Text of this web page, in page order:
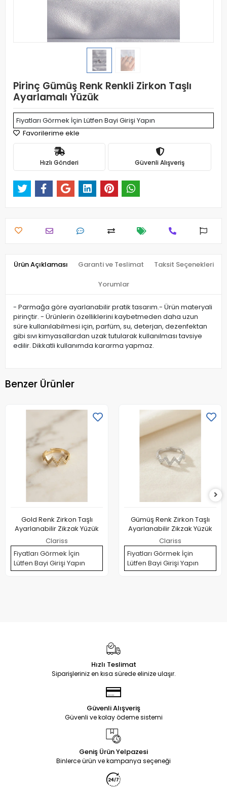
Pirinç Gümüş Renk Renkli Zirkon Taşlı
Ayarlamalı Yüzük
Fiyatları Görmek İçin Lütfen Bayi Girişi Yapın
Favorilerime ekle
Hızlı Gönderi Güvenli Alışveriş
Ürün Açıklaması Garanti ve Teslimat Taksit Seçenekleri
Yorumlar
- Parmağa göre ayarlanabilir pratik tasarım.- Ürün materyali
pirinçtir. - Ürünlerin özelliklerini kaybetmeden daha uzun
süre kullanılabilmesi için, parfüm, su, deterjan, dezenfektan
gibi sıvı kimyasallardan uzak tutularak kullanılması tavsiye
edilir. Dikkatli kullanımda kararma yapmaz.
Benzer Ürünler
Gold Renk Zirkon Taşlı
Ayarlanabilir Zikzak Yüzük
Clariss
Fiyatları Görmek İçin
Lütfen Bayi Girişi Yapın
Gümüş Renk Zirkon Taşlı
Ayarlanabilir Zikzak Yüzük
Clariss
Fiyatları Görmek İçin
Lütfen Bayi Girişi Yapın
Hızlı Teslimat
Siparişleriniz en kısa sürede elinize ulaşır.
Güvenli Alışveriş
Güvenli ve kolay ödeme sistemi
Geniş Ürün Yelpazesi
Binlerce ürün ve kampanya seçeneği